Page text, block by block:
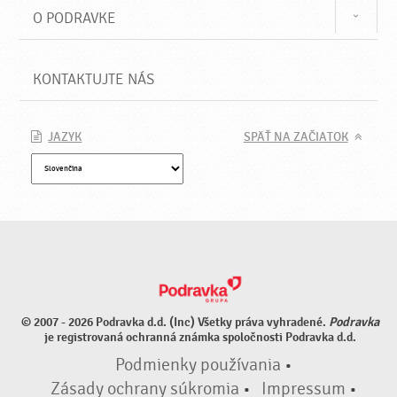
O PODRAVKE
KONTAKTUJTE NÁS
JAZYK SPÄŤ NA ZAČIATOK
© 2007 - 2026 Podravka d.d. (Inc) Všetky práva vyhradené. Podravka
je registrovaná ochranná známka spoločnosti Podravka d.d.
Podmienky používania •
Zásady ochrany súkromia • Impressum •